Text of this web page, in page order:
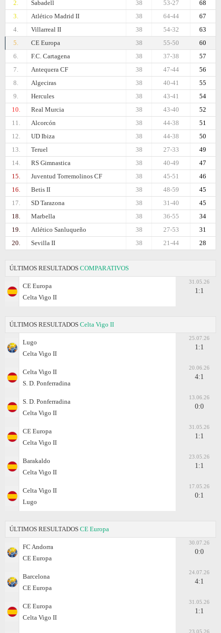
2.
Sabadell 68
53-27
38
3.
Atlético Madrid II 67
64-44
38
4.
Villarreal II 63
54-32
38
5.
CE Europa 60
55-50
38
6.
F.C. Cartagena 57
37-38
38
7.
Antequera CF 56
47-44
38
8.
Algeciras 55
40-41
38
9.
Hercules 54
43-41
38
10.
Real Murcia 52
43-40
38
11.
Alcorcón 51
44-38
38
12.
UD Ibiza 50
44-38
38
13.
Teruel 49
27-33
38
14.
RS Gimnastica 47
40-49
38
15.
Juventud Torremolinos CF 46
45-51
38
16.
Betis II 45
48-59
38
17.
SD Tarazona 45
31-40
38
18.
Marbella 34
36-55
38
19.
Atlético Sanluqueño 31
27-53
38
20.
Sevilla II 28
21-44
38
ÚLTIMOS RESULTADOS COMPARATIVOS
CE Europa
Celta Vigo II
31.05.26
1:1
ÚLTIMOS RESULTADOS Celta Vigo II
Lugo
Celta Vigo II
25.07.26
1:1
Celta Vigo II
S. D. Ponferradina
20.06.26
4:1
S. D. Ponferradina
Celta Vigo II
13.06.26
0:0
CE Europa
Celta Vigo II
31.05.26
1:1
Barakaldo
Celta Vigo II
23.05.26
1:1
Celta Vigo II
Lugo
17.05.26
0:1
ÚLTIMOS RESULTADOS CE Europa
FC Andorra
CE Europa
30.07.26
0:0
Barcelona
CE Europa
24.07.26
4:1
CE Europa
Celta Vigo II
31.05.26
1:1
23.05.26